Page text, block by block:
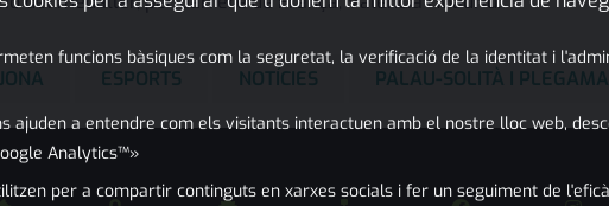
ESPORTS NOTÍCIES PALAU-SOLITÀ I
funcions bàsiques com la seguretat, la verificació de la identitat i
ajuden a entendre com els visitants interactuen amb el nostre lloc web,
Analytics™»
per a compartir continguts en xarxes socials i fer un seguiment de